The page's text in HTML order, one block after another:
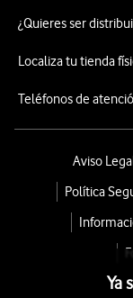
¿Quieres ser
Localiza tu tienda
Teléfonos de
Aviso
Política
Ya